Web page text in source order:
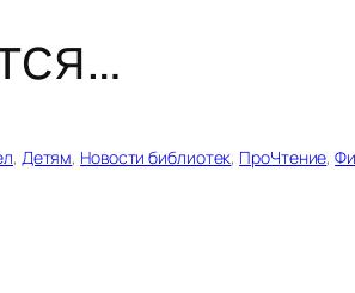
, Детям, Новости библиотек, ПроЧтение,